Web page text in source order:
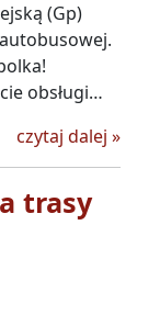
(Gp)
obsługi…
czytaj dalej »
trasy